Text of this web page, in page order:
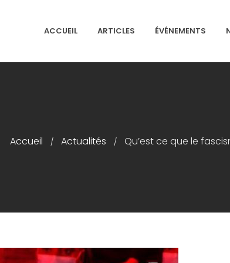
ACCUEIL ARTICLES ÉVÉNEMENTS
Accueil / Actualités / Qu’est ce que le